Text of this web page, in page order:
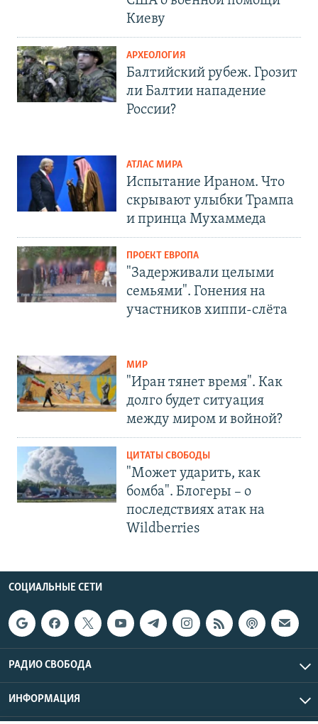
Киеву
АРХЕОЛОГИЯ
Балтийский рубеж. Грозит
ли Балтии нападение
России?
АТЛАС МИРА
Испытание Ираном. Что
скрывают улыбки Трампа
и принца Мухаммеда
ПРОЕКТ ЕВРОПА
"Задерживали целыми
семьями". Гонения на
участников хиппи-слёта
МИР
"Иран тянет время". Как
долго будет ситуация
между миром и войной?
ЦИТАТЫ СВОБОДЫ
"Может ударить, как
бомба". Блогеры – о
последствиях атак на
Wildberries
СОЦИАЛЬНЫЕ СЕТИ
РАДИО СВОБОДА
ИНФОРМАЦИЯ